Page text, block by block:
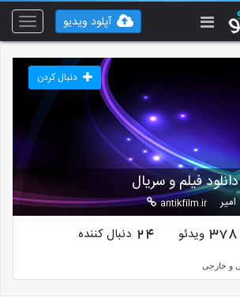
Toggle
آپلود ویدیو
دانلود فیلم و سریال
امیر antikfilm.ir
دنبال کردن
378 ویدئو 24 دنبال کننده
و خارجی